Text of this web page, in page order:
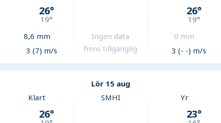
26°
19°
8,6 mm
3 (7) m/s
Ingen data
finns tillgänglig
26°
19°
0 mm
3 (- -) m/s
Lör 15 aug
Klart
26°
SMHI Yr
23°